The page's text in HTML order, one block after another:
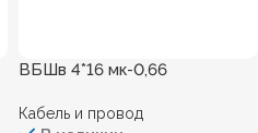
ВБШв 4*16 мк-0,66
Кабель и провод